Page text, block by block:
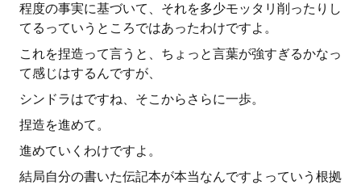
程度の事実に基づいて、それを多少モッタリ削ったりし
てるっていうところではあったわけですよ。
これを捏造って言うと、ちょっと言葉が強すぎるかなっ
て感じはするんですが、
シンドラはですね、そこからさらに一歩。
捏造を進めて。
進めていくわけですよ。
結局自分の書いた伝記本が本当なんですよっていう根拠